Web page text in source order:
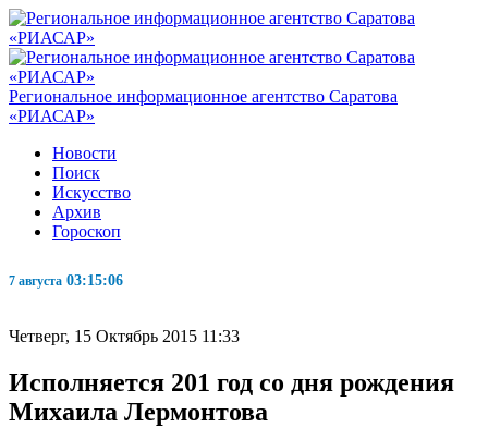
Региональное информационное агентство Саратова
«РИАСАР»
Новости
Поиск
Искусство
Архив
Гороскоп
7 августа 03:15:07
Четверг, 15 Октябрь 2015 11:33
Исполняется 201 год со дня рождения
Михаила Лермонтова